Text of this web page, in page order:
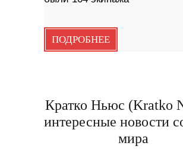
ПОДРОБНЕЕ
Кратко Ньюс (Kratko
интересные новости
мира